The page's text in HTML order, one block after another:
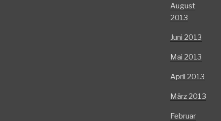
August
2013
Juni 2013
Mai 2013
April 2013
März 2013
Februar